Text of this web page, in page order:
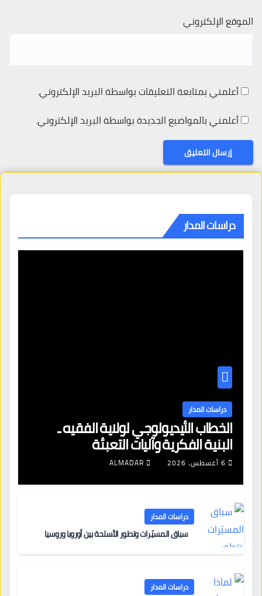
الموقع الإلكتروني
أعلمني بمتابعة التعليقات بواسطة البريد الإلكتروني.
أعلمني بالمواضيع الجديدة بواسطة البريد الإلكتروني.
دراسات المدار
دراسات المدار
الخطاب الأيديولوجي لولاية الفقيه ـ
البنية الفكرية وآليات التعبئة
6 أغسطس، 2026 ALMADAR
دراسات المدار
سباق المسيّرات وتطور الأسلحة بين أوروبا وروسيا
دراسات المدار